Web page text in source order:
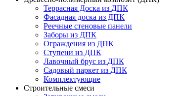
Террасная Доска из ДПК
Фасадная доска из ДПК
Реечные стеновые панели
Заборы из ДПК
Ограждения из ДПК
Ступени из ДПК
Лавочный брус из ДПК
Садовый паркет из ДПК
Комплектующие
Строительные смеси